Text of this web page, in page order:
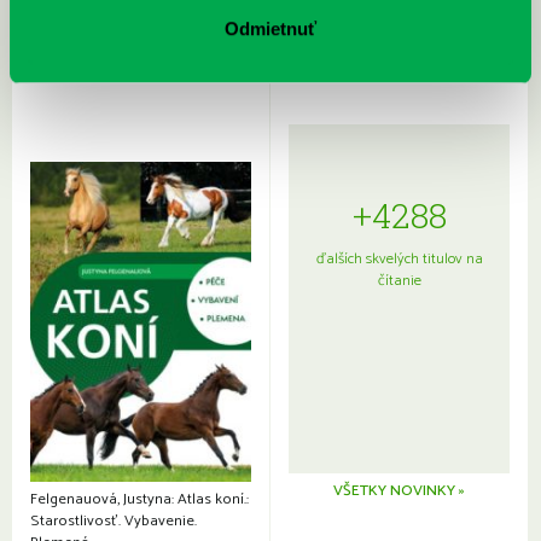
Odmietnuťjaponskou kuchyňou a etiketou
Felgenauová, Justyna: Atlas koní.:
Starostlivosť. Vybavenie.
+4288
ďalších skvelých titulov na
čítanie
VŠETKY NOVINKY »